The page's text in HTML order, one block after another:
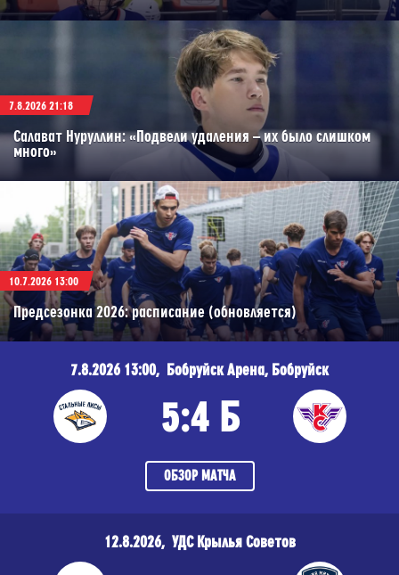
7.8.2026 21:18
Салават Нуруллин: «Подвели удаления – их было слишком
много»
10.7.2026 13:00
Предсезонка 2026: расписание (обновляется)
7.8.2026 13:00, Бобруйск Арена, Бобруйск
5:4 Б
ОБЗОР МАТЧА
12.8.2026, УДС Крылья Советов